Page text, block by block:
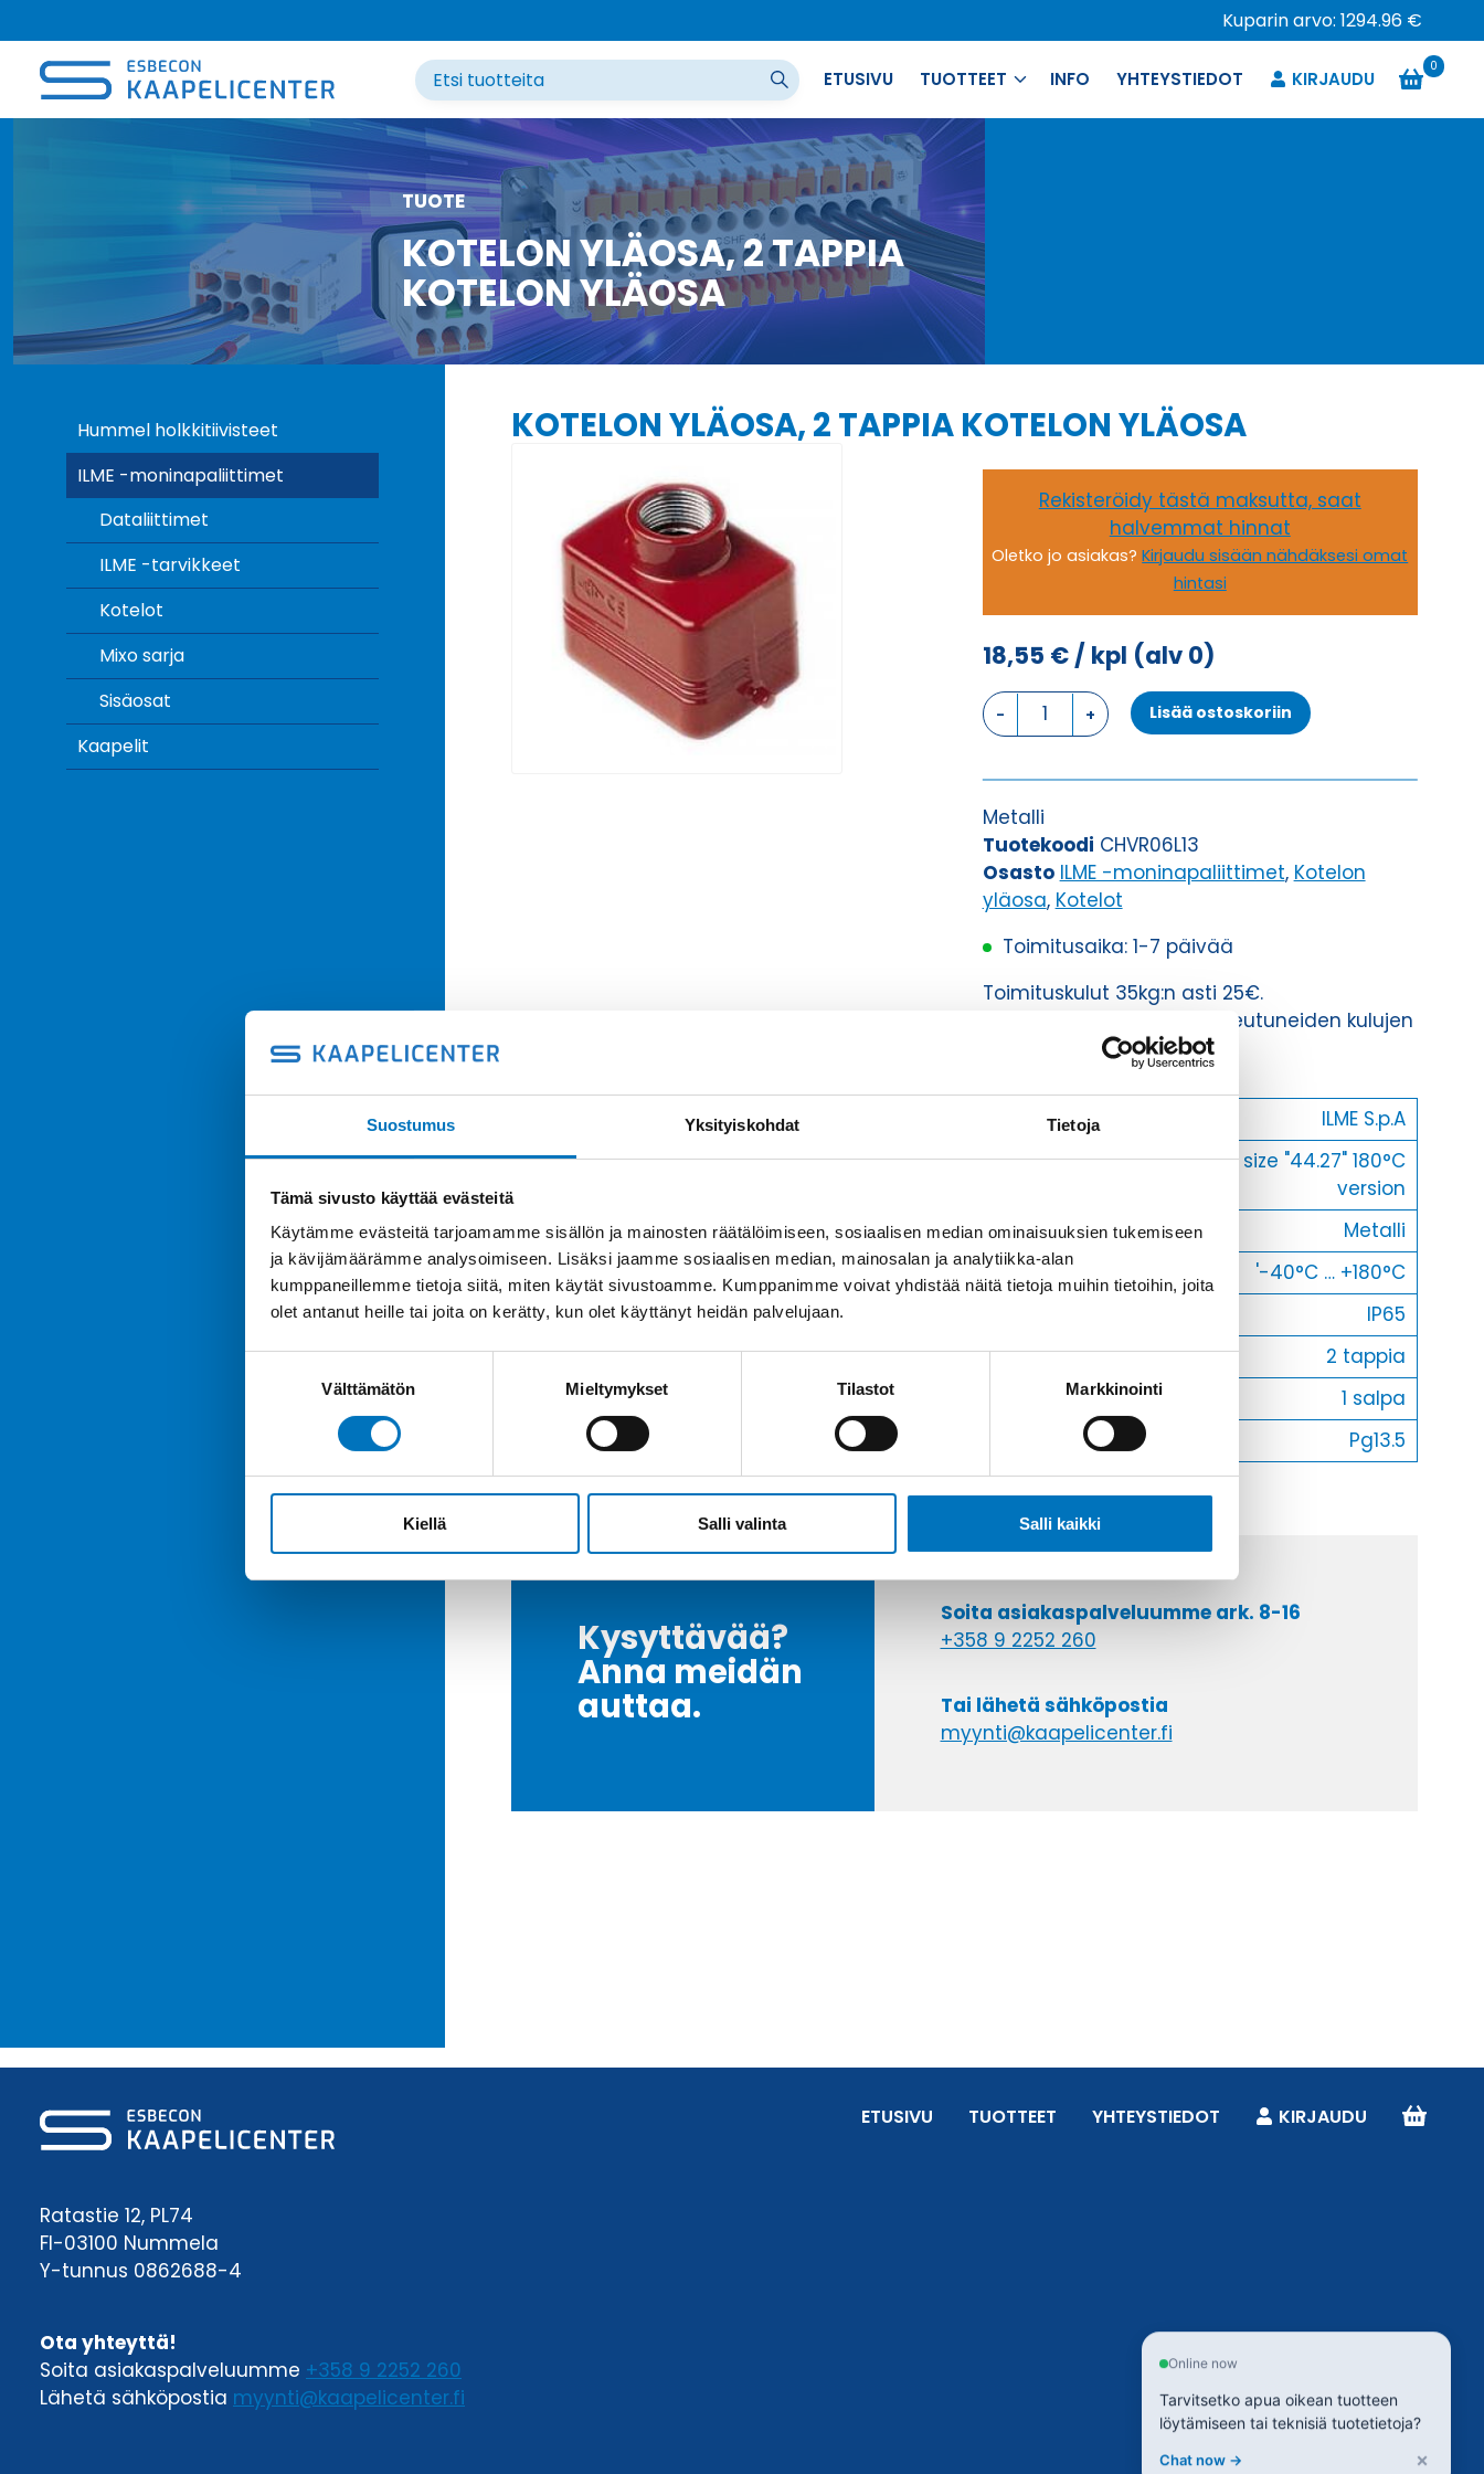
Suostumus Yksityiskohdat Tietoja
Tämä sivusto käyttää evästeitä
Käytämme evästeitä tarjoamamme sisällön ja mainosten räätälöimiseen, sosiaalisen median ominaisuuksien tukemiseen
ja kävijämäärämme analysoimiseen. Lisäksi jaamme sosiaalisen median, mainosalan ja analytiikka-alan
kumppaneillemme tietoja siitä, miten käytät sivustoamme. Kumppanimme voivat yhdistää näitä tietoja muihin tietoihin, joita
olet antanut heille tai joita on kerätty, kun olet käyttänyt heidän palvelujaan.
Välttämätön Mieltymykset Tilastot Markkinointi
Kiellä Salli valinta Salli kaikki
sisältöön
Kuparin arvo: 1294.96 €
ETUSIVU TUOTTEET INFO YHTEYSTIEDOT KIRJAUDU
0
TUOTE
KOTELON YLÄOSA, 2 TAPPIA
KOTELON YLÄOSA
Hummel holkkitiivisteet
ILME -moninapaliittimet
Dataliittimet
ILME -tarvikkeet
Kotelot
Mixo sarja
Sisäosat
Kaapelit
KOTELON YLÄOSA, 2 TAPPIA KOTELON YLÄOSA
Rekisteröidy tästä maksutta, saat
halvemmat hinnat
Oletko jo asiakas?Kirjaudu sisään nähdäksesi omat
hintasi
18,55 €/ kpl (alv 0)
KOTELON
YLÄOSA,
TAPPIA
KOTELON
YLÄOSA
määrä
Lisää ostoskoriin
Metalli
Tuotekoodi CHVR06L13
Osasto ILME -moninapaliittimet, Kotelon
yläosa, Kotelot
Toimitusaika: 1-7 päivää
Toimituskulut 35kg:n asti 25€.
Yli 35kg:n toimituskulut toteutuneiden kulujen
Valmistaja ILME S.p.A
size "44.27" 180°C
version
Materiaali
Metalli
Käyttölämpötila
'-40°C … +180°C
IP65
Lukitus
2 tappia
Vastakohta L
1 salpa
Läpivienti
Pg13.5
Kysyttävää?
Anna meidän
auttaa.
Soita asiakaspalveluumme ark. 8-16
+358 9 2252 260
Tai lähetä sähköpostia
myynti@kaapelicenter.fi
Ratastie 12, PL74
FI-03100 Nummela
Y-tunnus 0862688-4
Ota yhteyttä!
Soita asiakaspalveluumme +358 9 2252 260
Lähetä sähköpostia myynti@kaapelicenter.fi
ETUSIVU TUOTTEET YHTEYSTIEDOT KIRJAUDU
Online now
Tarvitsetko apua oikean tuotteen
löytämiseen tai teknisiä tuotetietoja?
Chat now → ×